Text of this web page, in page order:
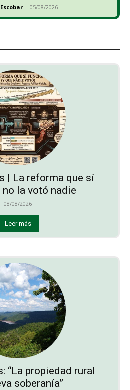
- 05/08/2026
| La reforma que sí
la votó nadie
08/08/2026
Leer más
“La propiedad rural
soberanía”